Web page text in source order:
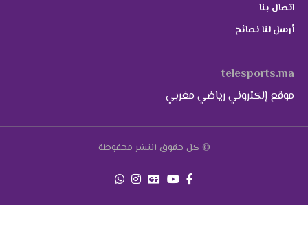
اتصال بنا
أرسل لنا نصائح
telesports.ma
موقع إلكتروني رياضي مغربي
© كل حقوق النشر محفوظة